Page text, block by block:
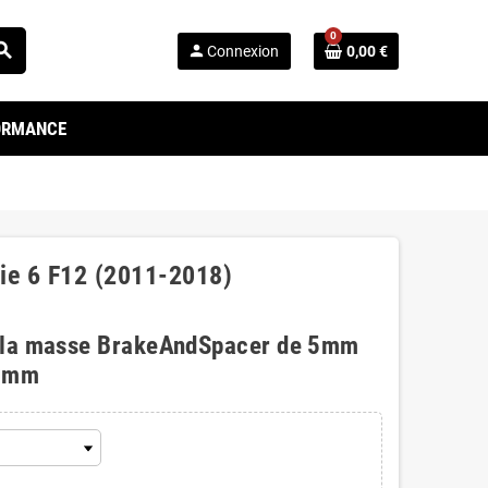
person Connexion
0
0,00 €
6 F12 (2011-2018)
masse BrakeAndSpacer de 5mm